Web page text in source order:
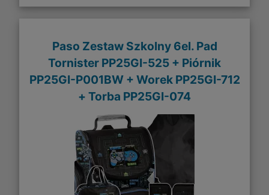
Paso Zestaw Szkolny 6el. Pad
Tornister PP25GI-525 + Piórnik
PP25GI-P001BW + Worek PP25GI-712
+ Torba PP25GI-074